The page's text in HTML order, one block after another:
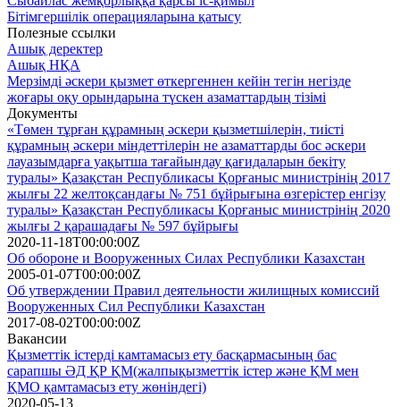
Бітімгершілік операцияларына қатысу
Полезные ссылки
Ашық деректер
Ашық НҚА
Мерзімді әскери қызмет өткергеннен кейін тегін негізде
жоғары оқу орындарына түскен азаматтардың тізімі
Документы
«Төмен тұрған құрамның әскери қызметшілерін, тиісті
құрамның әскери міндеттілерін не азаматтарды бос әскери
лауазымдарға уақытша тағайындау қағидаларын бекіту
туралы» Қазақстан Республикасы Қорғаныс министрінің 2017
жылғы 22 желтоқсандағы № 751 бұйрығына өзгерістер енгізу
туралы» Қазақстан Республикасы Қорғаныс министрінің 2020
жылғы 2 қарашадағы № 597 бұйрығы
2020-11-18T00:00:00Z
Об обороне и Вооруженных Силах Республики Казахстан
2005-01-07T00:00:00Z
Об утверждении Правил деятельности жилищных комиссий
Вооруженных Сил Республики Казахстан
2017-08-02T00:00:00Z
Вакансии
Қызметтік істерді камтамасыз ету басқармасының бас
сарапшы ӘД ҚР ҚМ(жалпықызметтік істер және ҚМ мен
ҚМО қамтамасыз ету жөніндегі)
2020-05-13